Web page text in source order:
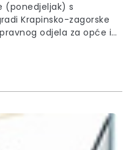
(ponedjeljak) s
Krapinsko-zagorske
odjela za opće i
i sposobnosti